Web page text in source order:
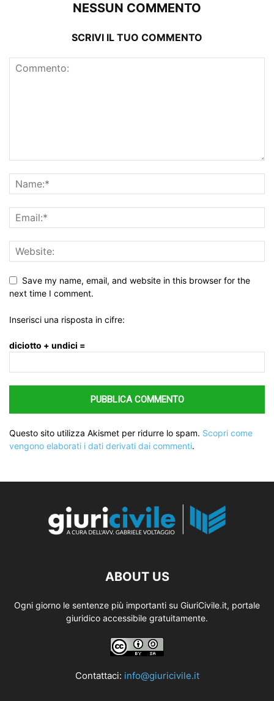
NESSUN COMMENTO
SCRIVI IL TUO COMMENTO
Save my name, email, and website in this browser for the
next time I comment.
Inserisci una risposta in cifre:
diciotto + undici =
Questo sito utilizza Akismet per ridurre lo spam. Scopri come
vengono elaborati i dati derivati dai commenti.
ABOUT US
Ogni giorno le sentenze più importanti su GiuriCivile.it, portale
giuridico accessibile gratuitamente.
Contattaci: info@giuricivile.it